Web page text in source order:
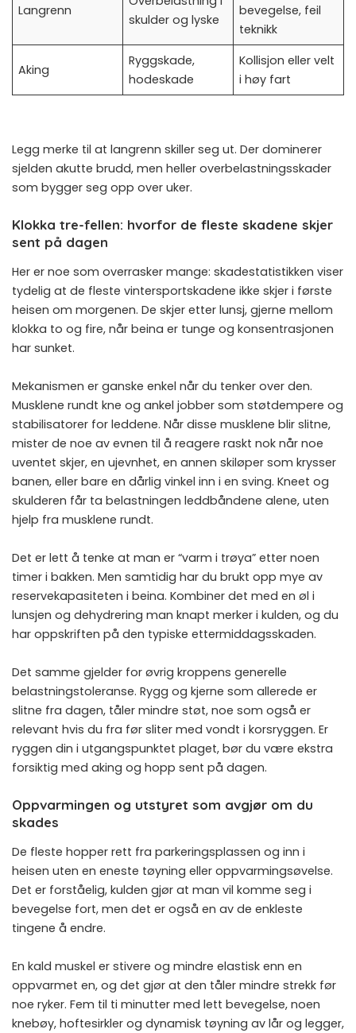
Langrenn
skulder og lyske
bevegelse, feil
teknikk
Aking
Ryggskade,
hodeskade
Kollisjon eller velt
i høy fart
Legg merke til at langrenn skiller seg ut. Der dominerer
sjelden akutte brudd, men heller overbelastningsskader
som bygger seg opp over uker.
Klokka tre-fellen: hvorfor de fleste skadene skjer
sent på dagen
Her er noe som overrasker mange: skadestatistikken viser
tydelig at de fleste vintersportskadene ikke skjer i første
heisen om morgenen. De skjer etter lunsj, gjerne mellom
klokka to og fire, når beina er tunge og konsentrasjonen
har sunket.
Mekanismen er ganske enkel når du tenker over den.
Musklene rundt kne og ankel jobber som støtdempere og
stabilisatorer for leddene. Når disse musklene blir slitne,
mister de noe av evnen til å reagere raskt nok når noe
uventet skjer, en ujevnhet, en annen skiløper som krysser
banen, eller bare en dårlig vinkel inn i en sving. Kneet og
skulderen får ta belastningen leddbåndene alene, uten
hjelp fra musklene rundt.
Det er lett å tenke at man er “varm i trøya” etter noen
timer i bakken. Men samtidig har du brukt opp mye av
reservekapasiteten i beina. Kombiner det med en øl i
lunsjen og dehydrering man knapt merker i kulden, og du
har oppskriften på den typiske ettermiddagsskaden.
Det samme gjelder for øvrig kroppens generelle
belastningstoleranse. Rygg og kjerne som allerede er
slitne fra dagen, tåler mindre støt, noe som også er
relevant hvis du fra før sliter med vondt i korsryggen. Er
ryggen din i utgangspunktet plaget, bør du være ekstra
forsiktig med aking og hopp sent på dagen.
Oppvarmingen og utstyret som avgjør om du
skades
De fleste hopper rett fra parkeringsplassen og inn i
heisen uten en eneste tøyning eller oppvarmingsøvelse.
Det er forståelig, kulden gjør at man vil komme seg i
bevegelse fort, men det er også en av de enkleste
tingene å endre.
En kald muskel er stivere og mindre elastisk enn en
oppvarmet en, og det gjør at den tåler mindre strekk før
noe ryker. Fem til ti minutter med lett bevegelse, noen
knebøy, hoftesirkler og dynamisk tøyning av lår og legger,